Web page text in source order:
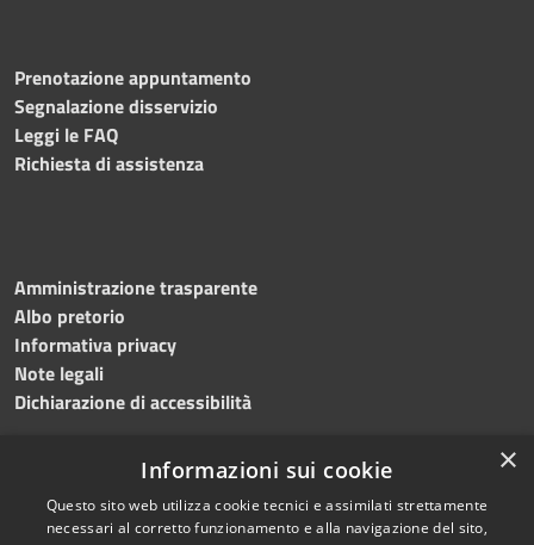
Prenotazione appuntamento
Segnalazione disservizio
Leggi le FAQ
Richiesta di assistenza
Amministrazione trasparente
Albo pretorio
Informativa privacy
Note legali
Dichiarazione di accessibilità
RSS
Copyright © 2024 •
×
Informazioni sui cookie
Questo sito web utilizza cookie tecnici e assimilati strettamente
necessari al corretto funzionamento e alla navigazione del sito,